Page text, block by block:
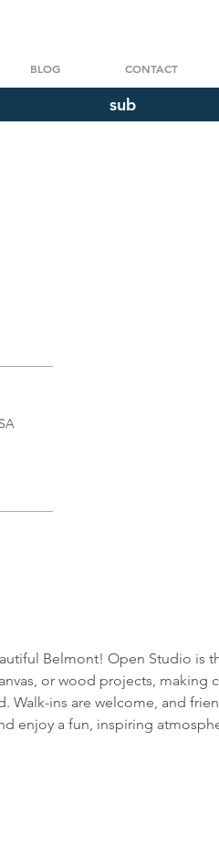
BLOG CONTACT
sub
Belmont! Open Studio is
or wood projects, making
ins are welcome, and
enjoy a fun, inspiring